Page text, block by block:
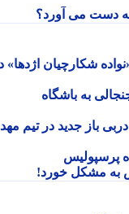
می آورد؟
شکارچیان اژدها» در
به باشگاه
باز جدید در تیم مهدی
مشکل خورد!